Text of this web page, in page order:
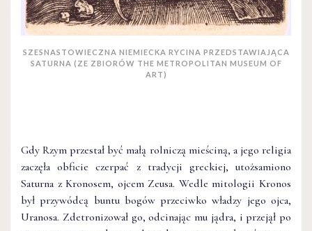
SZESNASTOWIECZNA NIEMIECKA RYCINA PRZEDSTAWIAJĄCA
SATURNA (ZE ZBIORÓW THE METROPOLITAN MUSEUM OF
ART)
Gdy Rzym przestał być małą rolniczą mieściną, a jego religia
zaczęła obficie czerpać z tradycji greckiej, utożsamiono
Saturna z Kronosem, ojcem Zeusa. Wedle mitologii Kronos
był przywódcą buntu bogów przeciwko władzy jego ojca,
Uranosa. Zdetronizował go, odcinając mu jądra, i przejął po